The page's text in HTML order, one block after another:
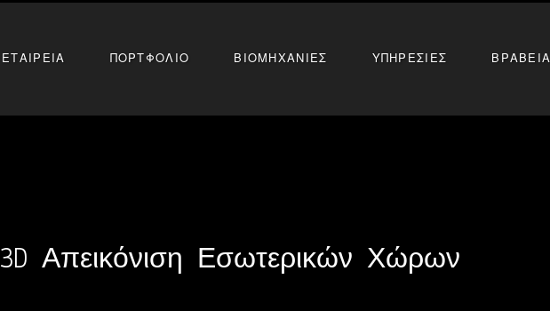
ΕΤΑΙΡΕΙΑ ΠΟΡΤΦΟΛΙΟ ΒΙΟΜΗΧΑΝΙΕΣ ΥΠΗΡΕΣΙΕΣ ΒΡΑΒΕΙΑ
3D Απεικόνιση Εσωτερικών Χώρων